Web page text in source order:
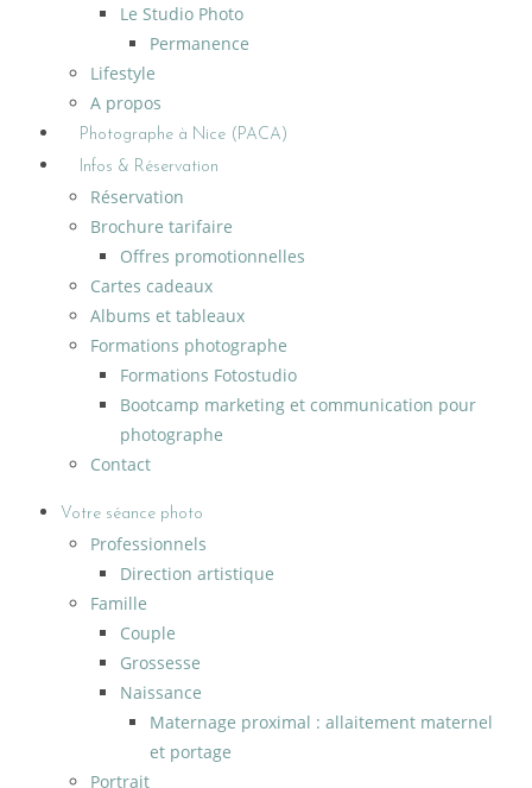
Le Studio Photo
Permanence
Lifestyle
A propos
Photographe à Nice (PACA)
Infos & Réservation
Réservation
Brochure tarifaire
Offres promotionnelles
Cartes cadeaux
Albums et tableaux
Formations photographe
Formations Fotostudio
Bootcamp marketing et communication pour
photographe
Contact
Votre séance photo
Professionnels
Direction artistique
Famille
Couple
Grossesse
Naissance
Maternage proximal : allaitement maternel
et portage
Portrait